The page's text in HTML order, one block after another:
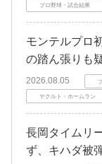
プロ野球・試合結果
モンテルプロ
の踏ん張りも
2026.08.05
ヤクルト・ホームラン
長岡タイムリ
ず、キハダ被